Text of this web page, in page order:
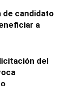
de candidato
a
del